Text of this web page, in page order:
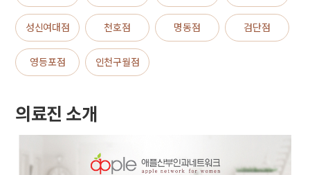
성신여대점 천호점 명동점 검단점
영등포점 인천구월점
의료진 소개